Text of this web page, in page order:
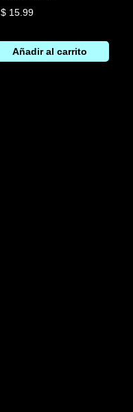
$15.99
Añadir al carrito